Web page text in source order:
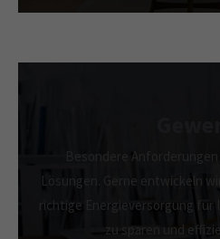
Besondere
Lösungen. Gerne entwickeln
richtige Energieversorgung für
zu sparen und